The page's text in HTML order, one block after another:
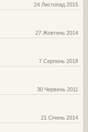
24 Листопад 2015
27 Жовтень 2014
7 Серпень 2018
30 Червень 2011
21 Січень 2014